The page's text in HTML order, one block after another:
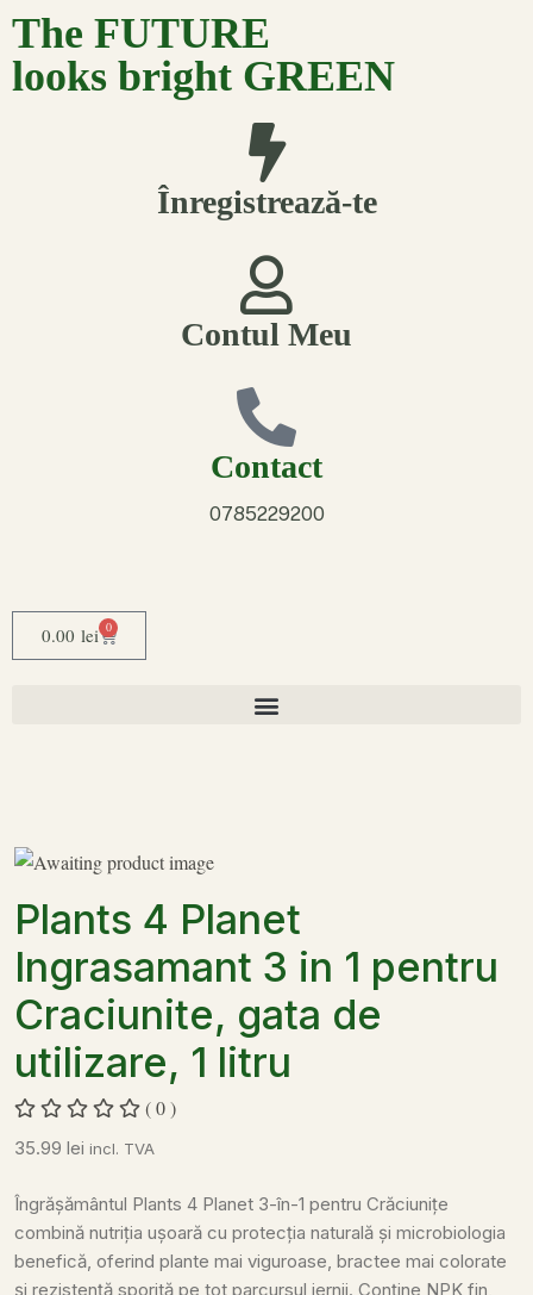
The FUTURE
looks bright GREEN
Înregistrează-te
Contul Meu
Contact
0785229200
0.00 lei 0
Plants 4 Planet
Ingrasamant 3 in 1 pentru
Craciunite, gata de
utilizare, 1 litru
( 0 )
35.99 lei incl. TVA
Îngrășământul Plants 4 Planet 3-în-1 pentru Crăciunițe
combină nutriția ușoară cu protecția naturală și microbiologia
benefică, oferind plante mai viguroase, bractee mai colorate
și rezistență sporită pe tot parcursul iernii. Conține NPK fin,